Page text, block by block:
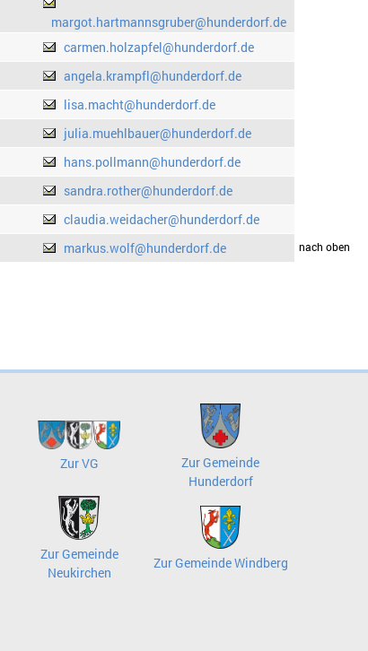
margot.hartmannsgruber@hunderdorf.de
carmen.holzapfel@hunderdorf.de
angela.krampfl@hunderdorf.de
lisa.macht@hunderdorf.de
julia.muehlbauer@hunderdorf.de
hans.pollmann@hunderdorf.de
sandra.rother@hunderdorf.de
claudia.weidacher@hunderdorf.de
markus.wolf@hunderdorf.dedrucken nach oben
Zur VG
Zur Gemeinde
Hunderdorf
Zur Gemeinde
Neukirchen
Zur Gemeinde Windberg